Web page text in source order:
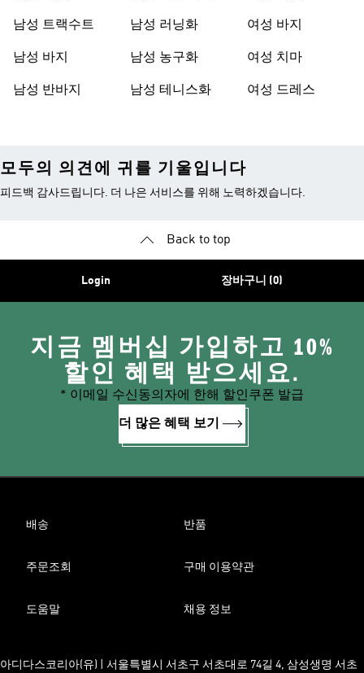
남성 트랙수트
남성 바지
남성 반바지
남성 러닝화
남성 농구화
남성 테니스화
여성 바지
여성 치마
여성 드레스
모두의 의견에 귀를 기울입니다
피드백 감사드립니다. 더 나은 서비스를 위해 노력하겠습니다.
Back to top
Login 장바구니 (0)
지금 멤버십 가입하고 10%
할인 혜택 받으세요.
* 이메일 수신동의자에 한해 할인쿠폰 발급
더 많은 혜택 보기
배송 반품
주문조회 구매 이용약관
도움말 채용 정보
아디다스코리아(유) | 서울특별시 서초구 서초대로 74길 4, 삼성생명 서초